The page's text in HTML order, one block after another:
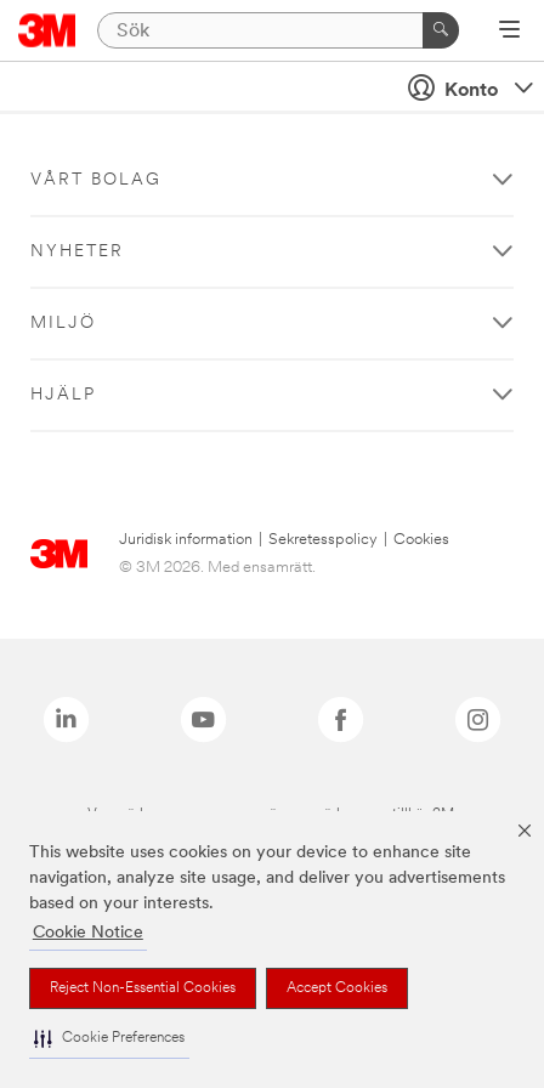
This website uses cookies on your device to enhance site
navigation, analyze site usage, and deliver you advertisements
based on your interests.
Cookie Notice
Reject Non-Essential Cookies Accept Cookies
Cookie Preferences
Konto
VÅRT BOLAG
NYHETER
MILJÖ
HJÄLP
Juridisk information Sekretesspolicy
Cookies
© 3M 2026. Med ensamrätt.
Varumärken som anges ovan är varumärken som tillhör 3M.